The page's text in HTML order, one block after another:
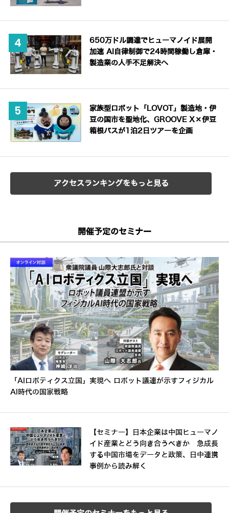
650万ドル調達でヒューマノイド展開
加速 AI自律制御で24時間稼働し倉庫・
製造業の人手不足解決へ
家族型ロボット「LOVOT」製造地・伊
豆の国市を聖地化、GROOVE X×伊豆
箱根バスが1泊2日ツアーを企画
アクセスランキングをもっと見る
開催予定のセミナー
「AIロボティクス立国」実現へ ロボット議連が示すフィジカル
AI時代の国家戦略
【セミナー】日本企業は中国ヒューマノ
イド産業とどう向き合うべきか 急成長
する中国市場をデータと政策、日中連携
事例から読み解く